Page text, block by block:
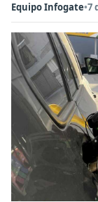
Equipo Infogate•7